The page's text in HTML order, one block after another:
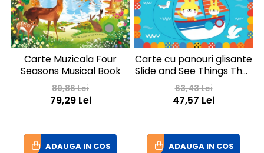
Carte Muzicala Four
Seasons Musical Book
89,86 Lei
79,29 Lei
ADAUGA IN COS
Carte cu panouri glisante
Slide and See Things That
Go
63,43 Lei
47,57 Lei
ADAUGA IN COS